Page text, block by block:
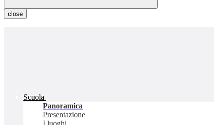
close
Scuola
Panoramica
Presentazione